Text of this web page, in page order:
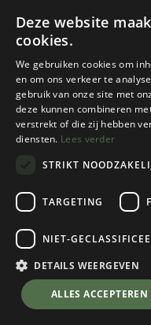
ACT
Dudelange -
€
8,90💬 Stel je vraag
Deze website
cookies.
We gebruiken cookies om
en om ons verkeer te
gebruik van onze site met
deze kunnen combineren
verstrekt of die zij hebben
diensten. Lees verder
STRIKT
TARGETING
NIET-
DETAILS WEERGEVEN
ALLES ACCEPTEREN